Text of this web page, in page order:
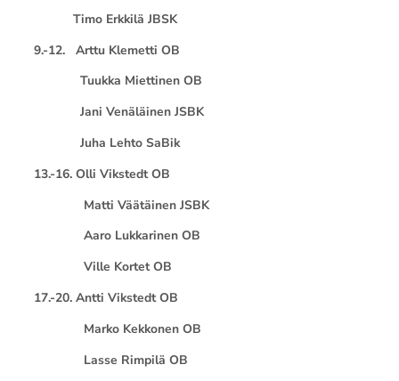
Timo Erkkilä JBSK
9.-12. Arttu Klemetti OB
Tuukka Miettinen OB
Jani Venäläinen JSBK
Juha Lehto SaBik
13.-16. Olli Vikstedt OB
Matti Väätäinen JSBK
Aaro Lukkarinen OB
Ville Kortet OB
17.-20. Antti Vikstedt OB
Marko Kekkonen OB
Lasse Rimpilä OB